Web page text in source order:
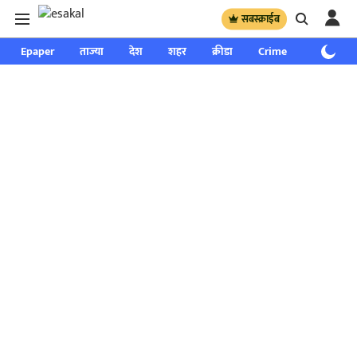
सबस्क्राईब
Epaper ताज्या देश शहर क्रीडा Crime साप्ताहिक